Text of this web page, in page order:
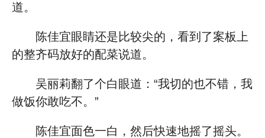
道。
陈佳宜眼睛还是比较尖的，看到了案板上
的整齐码放好的配菜说道。
吴丽莉翻了个白眼道：“我切的也不错，我
做饭你敢吃不。”
陈佳宜面色一白，然后快速地摇了摇头。